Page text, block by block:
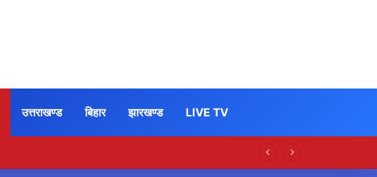
उत्तराखण्ड बिहार झारखण्ड LIVE TV